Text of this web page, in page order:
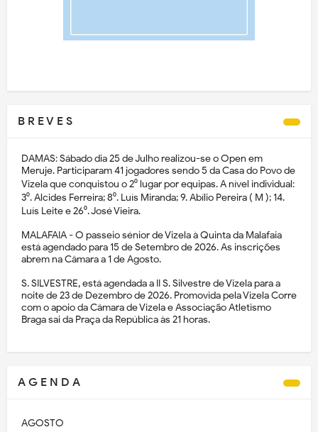
B R E V E S
DAMAS: Sábado dia 25 de Julho realizou-se o Open em
Meruje. Participaram 41 jogadores sendo 5 da Casa do Povo de
Vizela que conquistou o 2⁰ lugar por equipas. A nível individual:
3⁰. Alcides Ferreira; 8⁰. Luís Miranda; 9. Abílio Pereira ( M ); 14.
Luís Leite e 26⁰. José Vieira.
MALAFAIA - O passeio sénior de Vizela à Quinta da Malafaia
está agendado para 15 de Setembro de 2026. As inscrições
abrem na Câmara a 1 de Agosto.
S. SILVESTRE, está agendada a II S. Silvestre de Vizela para a
noite de 23 de Dezembro de 2026. Promovida pela Vizela Corre
com o apoio da Câmara de Vizela e Associação Atletismo
Braga sai da Praça da República às 21 horas.
A G E N D A
AGOSTO